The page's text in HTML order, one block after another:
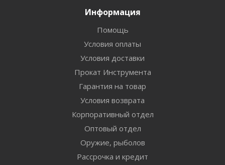
Информация
Помощь
Условия оплаты
Условия доставки
Прокат Инструмента
Гарантия на товар
Условия возврата
Корпоративный отдел
Оптовый отдел
Оружие, рыболов
Рассрочка и кредит